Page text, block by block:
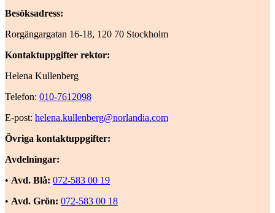
Besöksadress:
Rorgängargatan 16-18, 120 70 Stockholm
Kontaktuppgifter rektor:
Helena Kullenberg
Telefon: 010-7612098
E-post: helena.kullenberg@norlandia.com
Övriga kontaktuppgifter:
Avdelningar:
• Avd. Blå: 072-583 00 19
• Avd. Grön: 072-583 00 18